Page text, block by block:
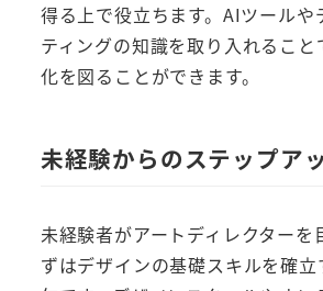
得る上で役立ちます。AIツールや
ティングの知識を取り入れること
化を図ることができます。
未経験からのステップア
未経験者がアートディレクターを
ずはデザインの基礎スキルを確